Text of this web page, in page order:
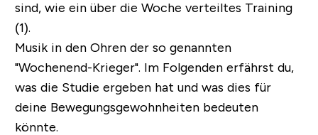
sind, wie ein über die Woche verteiltes Training
(1).
Musik in den Ohren der so genannten
"Wochenend-Krieger". Im Folgenden erfährst du,
was die Studie ergeben hat und was dies für
deine Bewegungsgewohnheiten bedeuten
könnte.